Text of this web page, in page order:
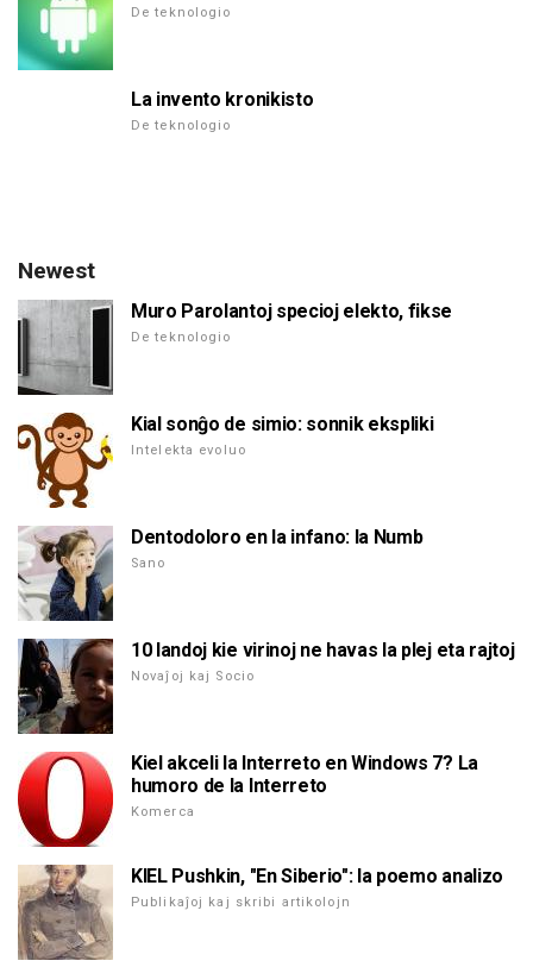
De teknologio
La invento kronikisto
De teknologio
Newest
Muro Parolantoj specioj elekto, fikse
De teknologio
Kial sonĝo de simio: sonnik ekspliki
Intelekta evoluo
Dentodoloro en la infano: la Numb
Sano
10 landoj kie virinoj ne havas la plej eta rajtoj
Novaĵoj kaj Socio
Kiel akceli la Interreto en Windows 7? La
humoro de la Interreto
Komerca
KIEL Pushkin, "En Siberio": la poemo analizo
Publikaĵoj kaj skribi artikolojn